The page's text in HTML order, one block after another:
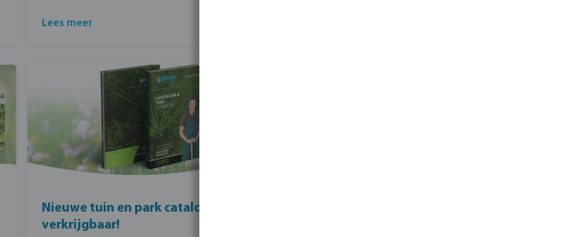
Lees meer
Nieuwe tuin en park catalogus
verkrijgbaar!